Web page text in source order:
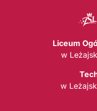
Liceum
w
w